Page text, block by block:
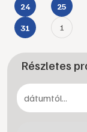
24 25
31 1
Részletes